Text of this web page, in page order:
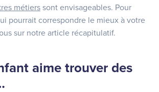
métierssont envisageables. Pour
pourrait correspondre le mieux à votre
sur notre article récapitulatif.
aime trouver des